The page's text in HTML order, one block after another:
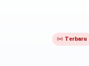
Terbaru